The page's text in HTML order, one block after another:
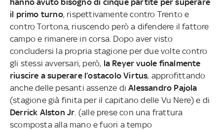
il primo turno, rispettivamente contro Trento e
contro Tortona, riuscendo però a difendere il fattore
campo e rimanere in corsa. Dopo aver visto
concludersi la propria stagione per due volte contro
gli stessi avversari, però, la Reyer vuole finalmente
riuscire a superare l’ostacolo Virtus, approfittando
anche delle pesanti assenze diAlessandro Pajola
(stagione già finita per il capitano delle Vu Nere) e di
Derrick Alston Jr . (alle prese con una frattura
scomposta alla mano e fuori a tempo